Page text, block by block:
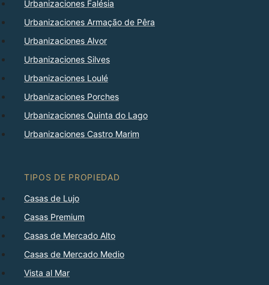
Urbanizaciones Falésia
Urbanizaciones Armação de Pêra
Urbanizaciones Alvor
Urbanizaciones Silves
Urbanizaciones Loulé
Urbanizaciones Porches
Urbanizaciones Quinta do Lago
Urbanizaciones Castro Marim
TIPOS DE PROPIEDAD
Casas de Lujo
Casas Premium
Casas de Mercado Alto
Casas de Mercado Medio
Vista al Mar